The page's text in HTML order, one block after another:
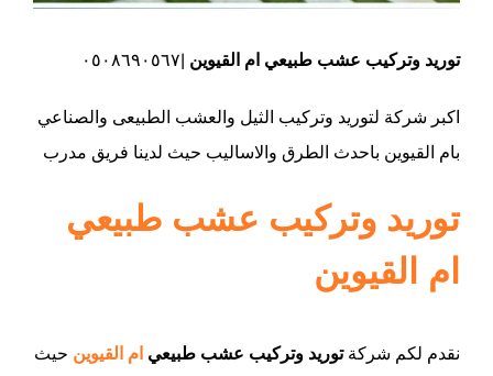
توريد وتركيب عشب طبيعي ام القيوين |٠٥٠٨٦٩٠٥٦٧
اكبر شركة لتوريد وتركيب الثيل والعشب الطبيعى والصناعي
بام القيوين باحدث الطرق والاساليب حيث لدينا فريق مدرب
توريد وتركيب عشب طبيعي
ام القيوين
نقدم لكم شركة توريد وتركيب عشب طبيعيام القيوين حيث